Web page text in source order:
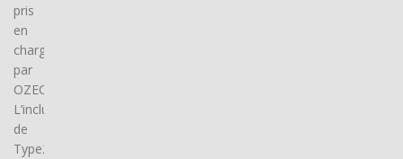
pris
en
charge
par
OZECAR.
L’inclusion
de
Type2